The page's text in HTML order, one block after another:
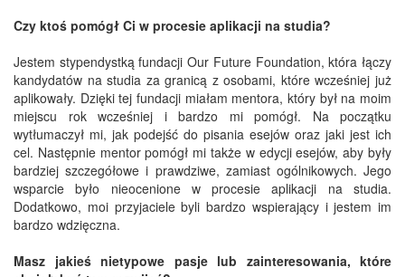
Czy ktoś pomógł Ci w procesie aplikacji na studia?
Jestem stypendystką fundacji Our Future Foundation, która łączy
kandydatów na studia za granicą z osobami, które wcześniej już
aplikowały. Dzięki tej fundacji miałam mentora, który był na moim
miejscu rok wcześniej i bardzo mi pomógł. Na początku
wytłumaczył mi, jak podejść do pisania esejów oraz jaki jest ich
cel. Następnie mentor pomógł mi także w edycji esejów, aby były
bardziej szczegółowe i prawdziwe, zamiast ogólnikowych. Jego
wsparcie było nieocenione w procesie aplikacji na studia.
Dodatkowo, moi przyjaciele byli bardzo wspierający i jestem im
bardzo wdzięczna.
Masz jakieś nietypowe pasje lub zainteresowania, które